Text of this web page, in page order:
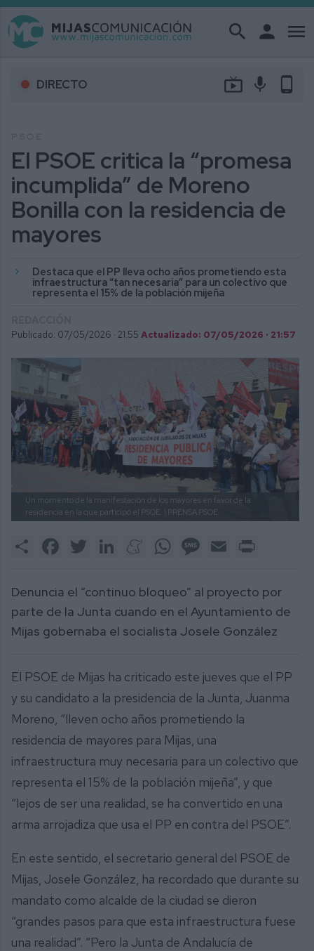
search person menu
DIRECTO live_tv mic phone_android
El PSOE critica la “promesa
incumplida” de Moreno
Bonilla con la residencia de
mayores
Destaca que el PP lleva ocho años prometiendo esta
infraestructura “tan necesaria” para un colectivo que
representa el 15% de la población mijeña
Publicado: 07/05/2026 · 21:55 Actualizado: 07/05/2026 · 21:57
Un momento de la manifestación de los mayores en favor de la
residencia en la que participó el PSOE. | PRENSA PSOE
Share FacebookTwitter LinkedInMeneameWhatsAppMessage
Email
Denuncia el “continuo bloqueo” al proyecto por
parte de la Junta cuando en el Ayuntamiento de
Mijas gobernaba el socialista Josele González
El PSOE de Mijas ha criticado este jueves que el PP
y su candidato a la presidencia de la Junta, Juanma
Moreno, “lleven ocho años prometiendo la
residencia de mayores para Mijas, una
infraestructura muy necesaria para un colectivo que
representa el 15% de la población mijeña”, y que
“lejos de ser una realidad, se ha convertido en una
arma arrojadiza que usa el PP en contra del PSOE”.
En este sentido, el secretario general del PSOE de
Mijas, Josele González, ha recordado que durante su
mandato como alcalde de la ciudad se dieron
“grandes pasos para que esta infraestructura fuese
una realidad”. “Pero la Junta de Andalucía de